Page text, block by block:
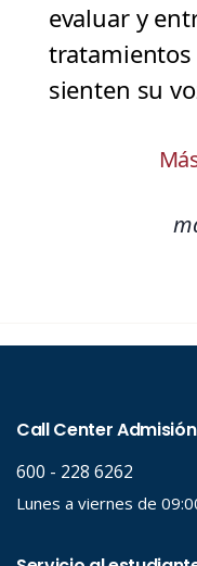
evaluar y
sienten su